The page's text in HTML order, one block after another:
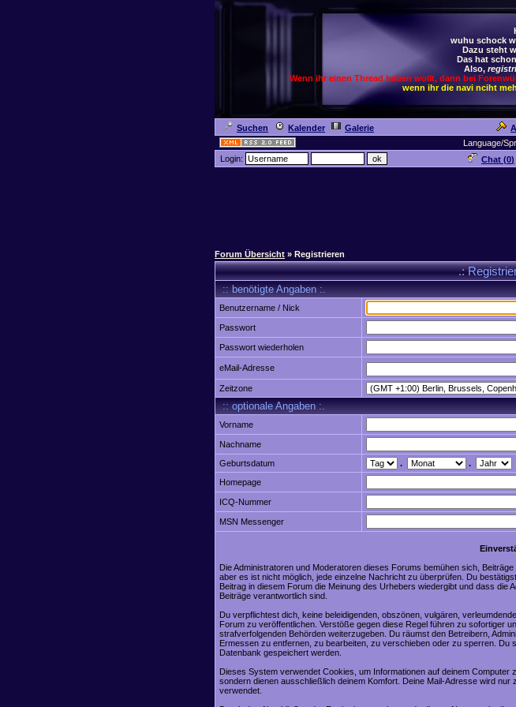
wuhu schock
Dazu steht
Das hat
Also,
Wenn ihr einen Thread haben wollt, dann bei
wenn ihr die navi nciht
Suchen Kalender Galerie
Language/
Login:
Chat (0)
Forum Übersicht » Registrieren
.:
:: benötigte Angaben :.
Benutzername / Nick
Passwort
Passwort wiederholen
eMail-Adresse
Zeitzone
:: optionale Angaben :.
Vorname
Nachname
Geburtsdatum
.
.
Homepage
ICQ-Nummer
MSN Messenger
Die Administratoren und Moderatoren dieses Forums bemühen sich,
aber es ist nicht möglich, jede einzelne Nachricht zu überprüfen. Du
Beitrag in diesem Forum die Meinung des Urhebers wiedergibt und dass
Beiträge verantwortlich sind.
Du verpflichtest dich, keine beleidigenden, obszönen, vulgären,
Forum zu veröffentlichen. Verstöße gegen diese Regel führen zu sofortiger
strafverfolgenden Behörden weiterzugeben. Du räumst den Betreibern,
Ermessen zu entfernen, zu bearbeiten, zu verschieben oder zu sperren.
Datenbank gespeichert werden.
Dieses System verwendet Cookies, um Informationen auf deinem
sondern dienen ausschließlich deinem Komfort. Deine Mail-Adresse wird
verwendet.